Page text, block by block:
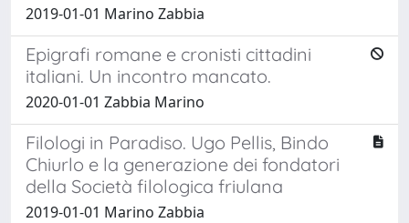
2019-01-01 Marino Zabbia
Epigrafi romane e cronisti cittadini
italiani. Un incontro mancato.
2020-01-01 Zabbia Marino
Filologi in Paradiso. Ugo Pellis, Bindo
Chiurlo e la generazione dei fondatori
della Società filologica friulana
2019-01-01 Marino Zabbia